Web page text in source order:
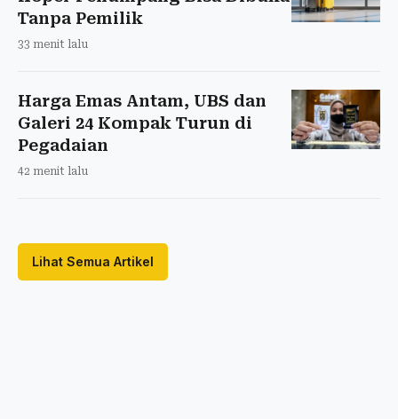
Tanpa Pemilik
33 menit lalu
Harga Emas Antam, UBS dan
Galeri 24 Kompak Turun di
Pegadaian
42 menit lalu
Lihat Semua Artikel